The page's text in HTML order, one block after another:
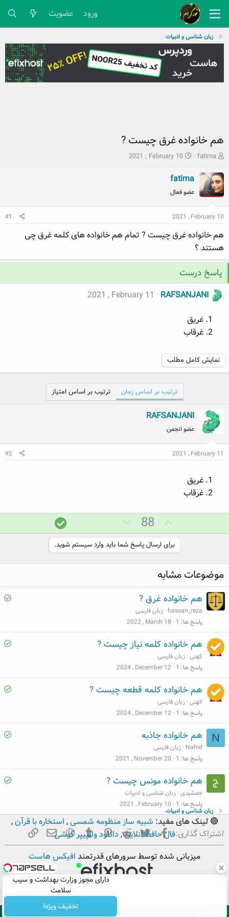
ورود عضویت
زبان شناسی و ادبیات
دارای مجوز وزارت بهداشت و سیب
سلامت
تخفیف ویژه!
هم خانواده غرق چیست ?
ش
و
ع
ک
ن
ن
ه
م
و
و
ع
fatima
ت
ر
خ
ش
ر
ع
2021 , February 10
fatima
عضو فعال
2021 , February 10
#1
هم خانواده غرق چیست ? تمام هم خانواده های کلمه غرق چی
هستند ؟
پاسخ درست
RAFSANJANI
2021 , February 11
غریق
غرقاب
نمایش کامل مطلب
ترتیب بر اساس زمان ترتیب بر اساس امتیاز
RAFSANJANI
عضو انجمن
2021 , February 11
#2
غریق
غرقاب
ا
ی
م
ث
ب
ت
88
ا
ی
م
ف
پ
ا
س
خ
ر
برای ارسال پاسخ شما باید وارد سیستم شوید.
موضوعات مشابه
S
e
هم خانواده غرق ?
hassan_reza زبان فارسی
پاسخ ها 1
2022 , March 18
S
e
هم خانواده کلمه نیاز چیست ?
کهنی زبان فارسی
پاسخ ها 1
2024 , December 12
S
e
هم خانواده کلمه قطعه چیست ?
کهنی زبان فارسی
پاسخ ها 1
2024 , December 12
N
S
e
هم خانواده جاذبه
Nahid زبان فارسی
پاسخ ها 1
2021 , November 20
S
v
هم خانواده مونس چیست ?
جمشیدی زبان شناسی و ادبیات
پاسخ ها 1
2021 , February 10
اشتراک گذاری: فیسبوکتویتر Reddit
Pinterest
Tumblr
WhatsApp
ایمیل
زبان شناسی و ادبیات
🔴 لینک های مفید: شبیه ساز منظومه شمسی, استخاره با قرآن,
فال حافظ آنلاین, دانلود والپیپر گوشی
میزبانی شده توسط سرورهای قدرتمند افیکس هاست